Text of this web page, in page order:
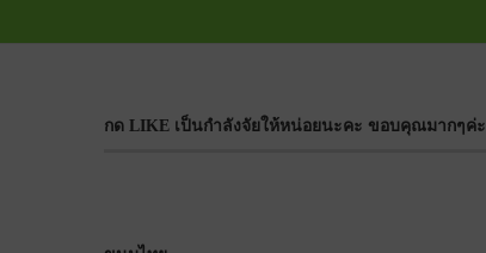
กด LIKE เป็นกำลังจัยให้หน่อยนะคะ ขอบคุณมากๆค่ะ